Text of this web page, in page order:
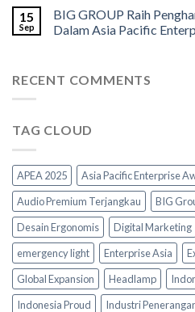
15
Sep
BIG GROUP Raih
Dalam Asia Pacific
RECENT COMMENTS
TAG CLOUD
APEA 2025 Asia Pacific Enterprise
Audio Premium Terjangkau
BIG
Desain Ergonomis
Digital Marketing
emergency light
Enterprise Asia
Global Expansion
Headlamp
Indonesia Proud
Industri